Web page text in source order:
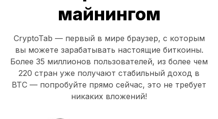
майнингом
CryptoTab — первый в мире браузер, с которым
вы можете зарабатывать настоящие биткоины.
Более 35 миллионов пользователей, из более чем
220 стран уже получают стабильный доход в
BTC — попробуйте прямо сейчас, это не требует
никаких вложений!